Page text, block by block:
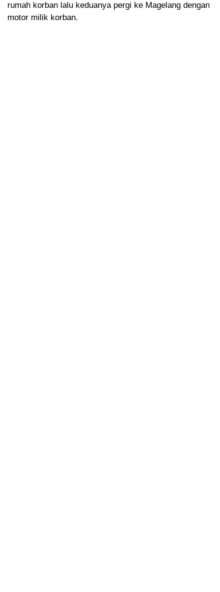
rumah korban lalu keduanya pergi ke Magelang dengan
motor milik korban.